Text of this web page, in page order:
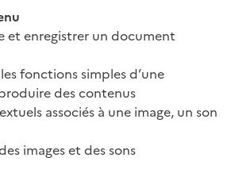
et enregistrer un document
fonctions simples d’une
des contenus
associés à une image, un son
images et des sons